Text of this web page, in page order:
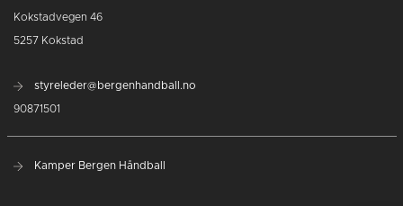
Kokstadvegen 46
5257 Kokstad
styreleder@bergenhandball.no
90871501
Kamper Bergen Håndball